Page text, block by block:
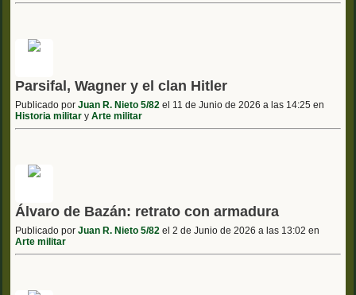
Parsifal, Wagner y el clan Hitler
Publicado por Juan R. Nieto 5/82 el 11 de Junio de 2026 a las 14:25 en
Historia militar y Arte militar
Álvaro de Bazán: retrato con armadura
Publicado por Juan R. Nieto 5/82 el 2 de Junio de 2026 a las 13:02 en
Arte militar